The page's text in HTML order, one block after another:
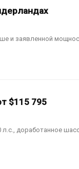
и заявленной
$115 795
доработанное